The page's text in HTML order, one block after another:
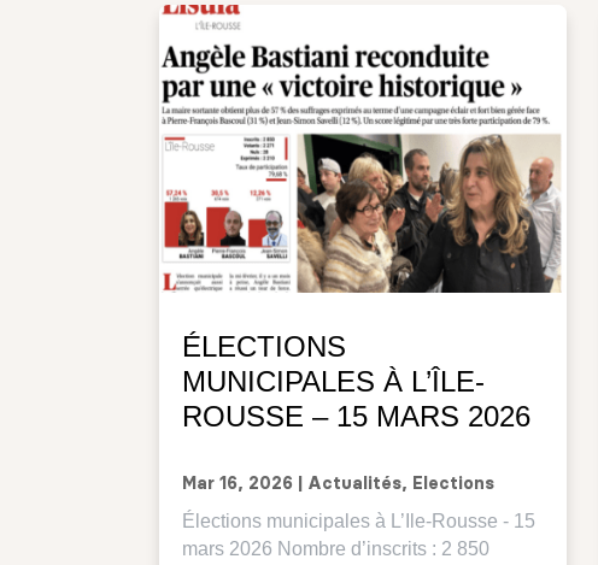
ÉLECTIONS
MUNICIPALES À L’ÎLE-
ROUSSE – 15 MARS 2026
Mar 16, 2026 Actualités, Elections
Élections municipales à L’Ile-Rousse - 15
mars 2026 Nombre d’inscrits : 2 850